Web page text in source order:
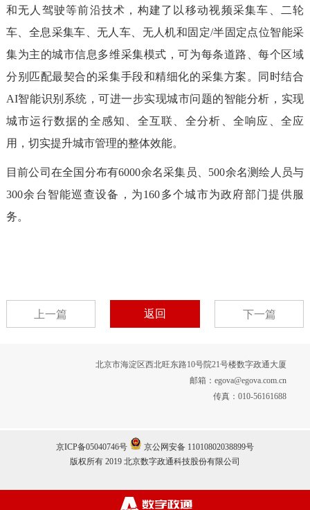
和无人驾驶等前沿技术，构建了以移动视频采集车、二轮
车、全息采集车、无人车、无人机和固定/半固定点位智能采
集为主的城市信息多维采集模式，可为每条道路、每个区域
分别匹配最契合的采集手段和精细化的采集方案。同时结合
AI智能识别系统，可进一步实现城市问题的智能分析，实现
城市运行数据的全感知、全互联、全分析、全响应、全应
用，切实提升城市管理的整体效能。
目前公司在全国分布有6000余名采集员、500余名测绘人员与
300余台智能巡查设备，为160多个城市为政府部门提供服
务。
上一篇 返回 下一篇
北京市海淀区西北旺东路10号院21号楼数字政通大厦
邮箱：egova@egova.com.cn
传真：010-56161688
京ICP备05040746号
京公网安备 11010802038899号
版权所有 2019 北京数字政通科技股份有限公司